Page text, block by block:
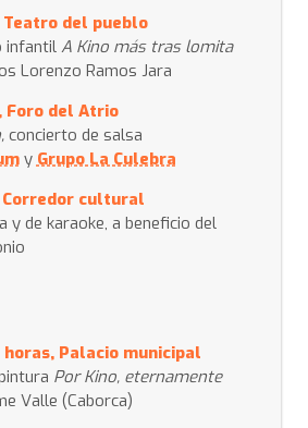
Teatro del pueblo
infantil A Kino más tras lomita
Lorenzo Ramos Jara
Foro del Atrio
concierto de salsa
yGrupo La Culebra
Corredor cultural
y de karaoke, a beneficio del
horas, Palacio municipal
Por Kino, eternamente
Valle (Caborca)